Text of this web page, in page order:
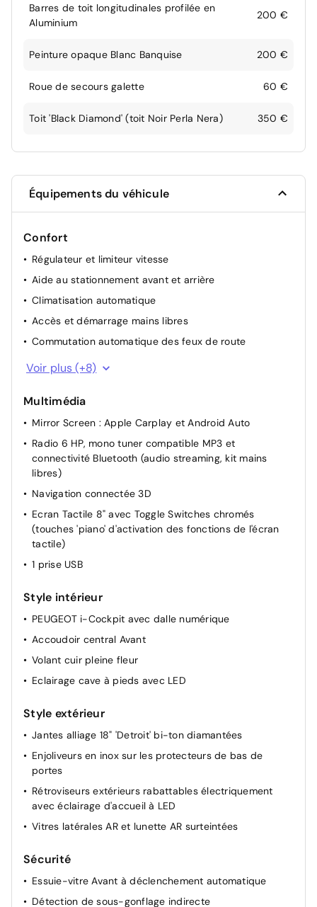
Barres de toit longitudinales profilée en
Aluminium
200 €
Peinture opaque Blanc Banquise 200 €
Roue de secours galette 60 €
Toit 'Black Diamond' (toit Noir Perla Nera) 350 €
Équipements du véhicule
Confort
Régulateur et limiteur vitesse
Aide au stationnement avant et arrière
Climatisation automatique
Accès et démarrage mains libres
Commutation automatique des feux de route
Visiopark 1 : caméra de recul avec restitution sur
l'écran tactile d'une vue arrière, et d'une vue de dessus
Appui-tête AR réglable
Réglage en hauteur du siège passager
Siège conducteur à réglage lombaire
Réglage en hauteur du siège conducteur
Rétroviseur intérieur jour-nuit électrochrome
Vide poche et boîte à gants éclairés
Voir plus (+8)
Multimédia
Mirror Screen : Apple Carplay et Android Auto
Radio 6 HP, mono tuner compatible MP3 et
connectivité Bluetooth (audio streaming, kit mains
libres)
Navigation connectée 3D
Ecran Tactile 8" avec Toggle Switches chromés
(touches 'piano' d'activation des fonctions de l'écran
tactile)
1 prise USB
Style intérieur
PEUGEOT i-Cockpit avec dalle numérique
Accoudoir central Avant
Volant cuir pleine fleur
Eclairage cave à pieds avec LED
Style extérieur
Jantes alliage 18" 'Detroit' bi-ton diamantées
Enjoliveurs en inox sur les protecteurs de bas de
portes
Rétroviseurs extérieurs rabattables électriquement
avec éclairage d'accueil à LED
Vitres latérales AR et lunette AR surteintées
Sécurité
Essuie-vitre Avant à déclenchement automatique
Détection de sous-gonflage indirecte